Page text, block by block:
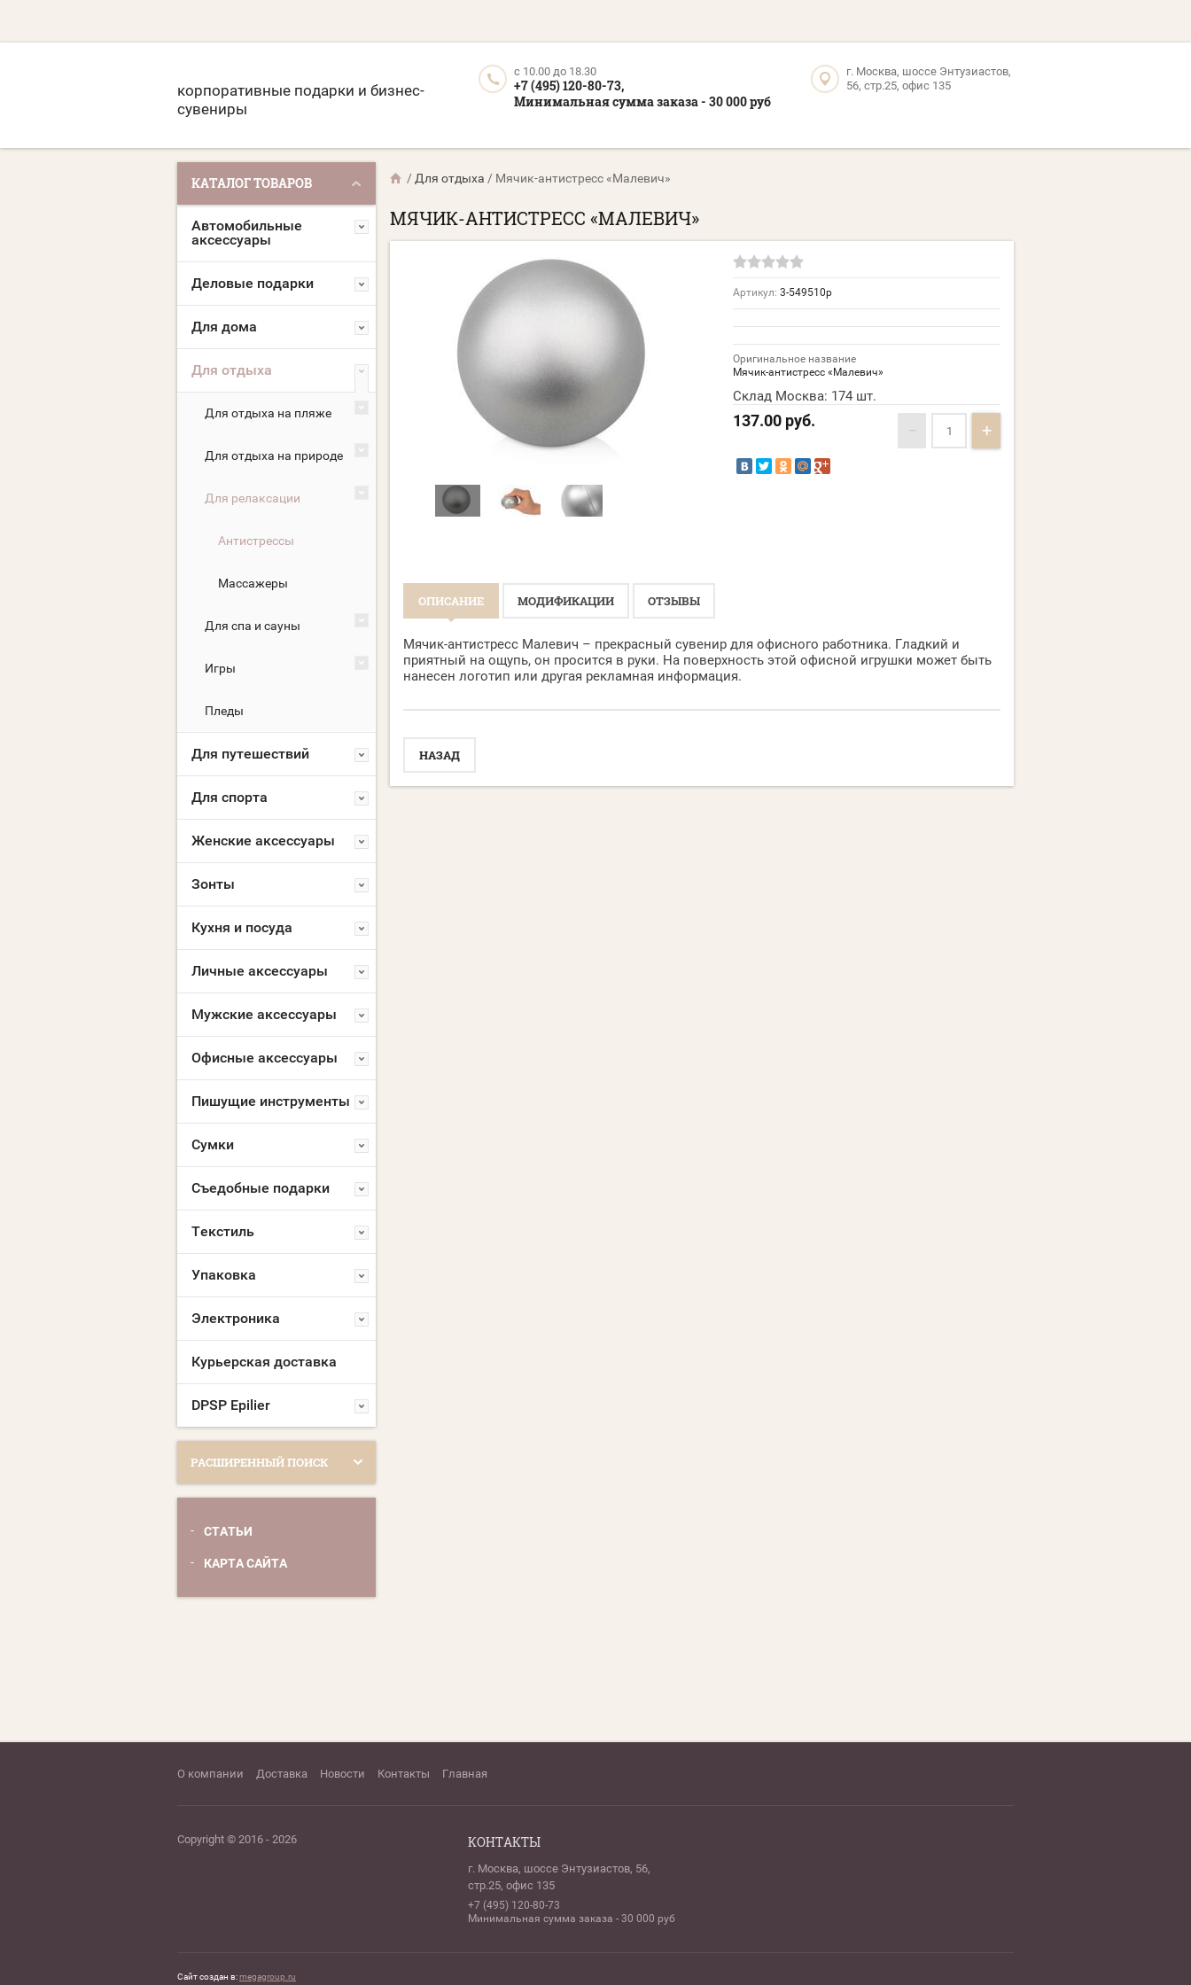
корпоративные подарки и бизнес-
сувениры
c 10.00 до 18.30
+7 (495) 120-80-73,
Минимальная сумма заказа - 30 000 руб
г. Москва, шоссе Энтузиастов,
56, стр.25, офис 135
КАТАЛОГ ТОВАРОВ
Автомобильные
аксессуары
Деловые подарки
Для дома
Для отдыха
Для отдыха на пляже
Для отдыха на природе
Для релаксации
Антистрессы
Массажеры
Для спа и сауны
Игры
Пледы
Для путешествий
Для спорта
Женские аксессуары
Зонты
Кухня и посуда
Личные аксессуары
Мужские аксессуары
Офисные аксессуары
Пишущие инструменты
Сумки
Съедобные подарки
Текстиль
Упаковка
Электроника
Курьерская доставка
DPSP Epilier
РАСШИРЕННЫЙ ПОИСК
СТАТЬИ
КАРТА САЙТА
/ Для отдыха / Мячик-антистресс «Малевич»
МЯЧИК-АНТИСТРЕСС «МАЛЕВИЧ»
Артикул: 3-549510p
Оригинальное название
Мячик-антистресс «Малевич»
Склад Москва: 174 шт.
137.00 руб. − +
ОПИСАНИЕ МОДИФИКАЦИИ ОТЗЫВЫ
Мячик-антистресс Малевич – прекрасный сувенир для офисного работника. Гладкий и
приятный на ощупь, он просится в руки. На поверхность этой офисной игрушки может быть
нанесен логотип или другая рекламная информация.
НАЗАД
О компании Доставка Новости Контакты Главная
Copyright © 2016 - 2026 КОНТАКТЫ
г. Москва, шоссе Энтузиастов, 56,
стр.25, офис 135
+7 (495) 120-80-73
Минимальная сумма заказа - 30 000 руб
Сайт создан в:megagroup.ru